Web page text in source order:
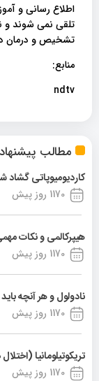
مطالب
کاردیومیوپاتی
1170 روز پیش
هیپرکالمی و نکات
1170 روز پیش
نادولول و هر آنچه
1170 روز پیش
تریکوتیلومانیا
1170 روز پیش
اطلاع رسانی و
تلقی نمی شوند و
تشخیص و درمان
منابع:
ndtv